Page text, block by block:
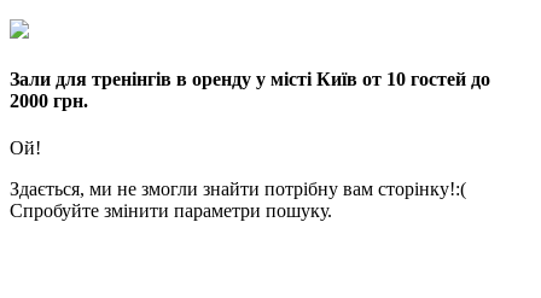
Зали для тренінгів в оренду у місті Київ от 10 гостей до
2000 грн.
Ой!
Здається, ми не змогли знайти потрібну вам сторінку!:(
Спробуйте змінити параметри пошуку.